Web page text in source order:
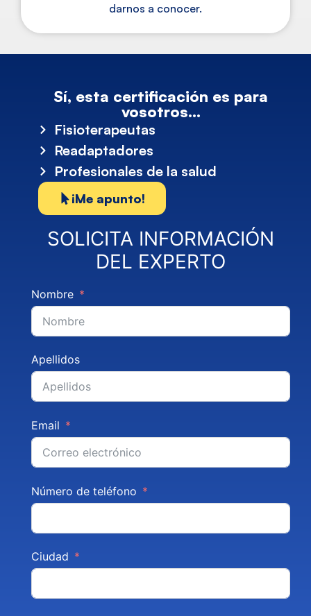
darnos a conocer.
Sí, esta certificación es para
vosotros...
Fisioterapeutas
Readaptadores
Profesionales de la salud
¡Me apunto!
SOLICITA INFORMACIÓN
DEL EXPERTO
Nombre
Apellidos
Email
Número de teléfono
Ciudad